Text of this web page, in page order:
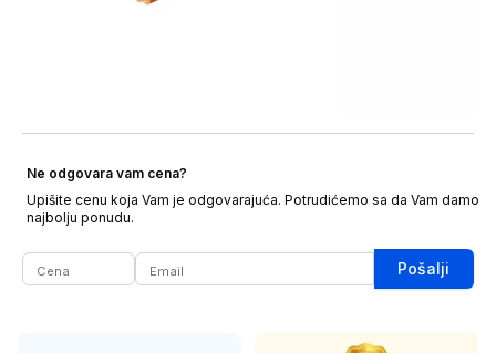
Ne odgovara vam cena?
Upišite cenu koja Vam je odgovarajuća. Potrudićemo sa da Vam damo
najbolju ponudu.
Pošalji